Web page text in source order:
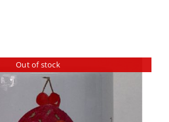
Out of stock